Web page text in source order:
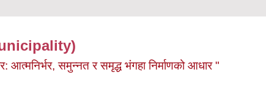
आत्मनिर्भर, समुन्नत र समृद्ध भंगहा निर्माणको आधार "